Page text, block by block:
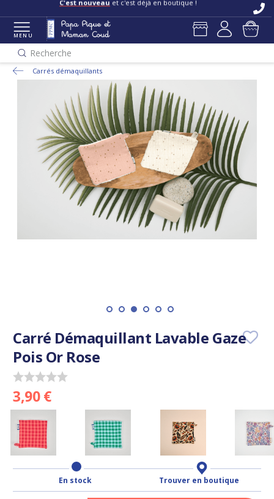
C'est nouveau et c'est déjà en boutique !
MENU
Recherche
Carrés démaquillants
Carré Démaquillant Lavable Gaze
Pois Or Rose
3,90 €
En stock Trouver en boutique